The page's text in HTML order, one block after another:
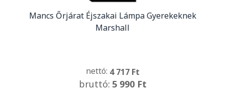
Mancs Őrjárat Éjszakai Lámpa Gyerekeknek
Marshall
nettó: 4 717 Ft
bruttó: 5 990 Ft